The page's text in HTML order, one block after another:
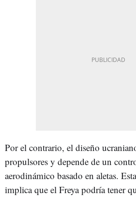
Por el contrario, el diseño
propulsores y depende de un
aerodinámico basado en aletas.
implica que el Freya podría tener